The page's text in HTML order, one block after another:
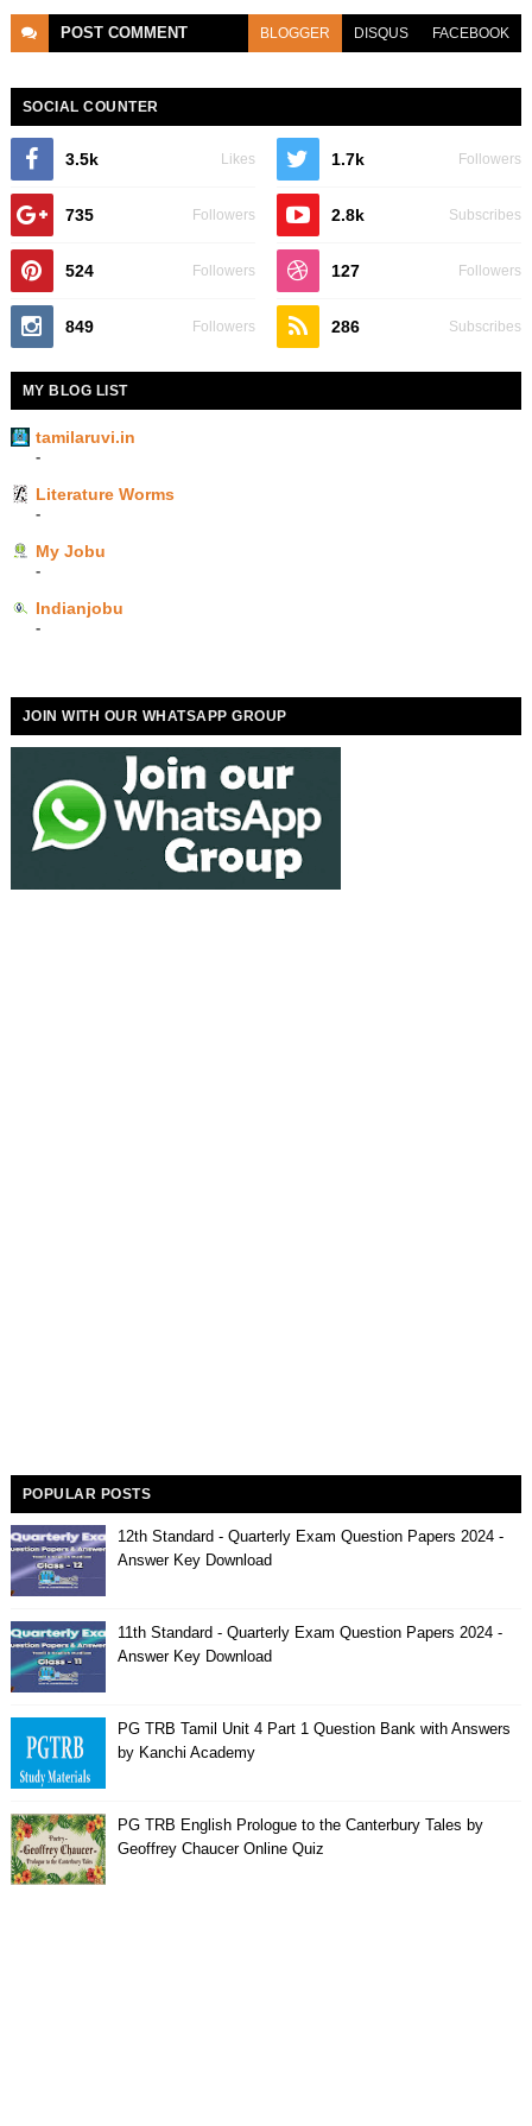
POST COMMENT BLOGGER DISQUS FACEBOOK
SOCIAL COUNTER
3.5k Likes 1.7k Followers
735 Followers 2.8k Subscribes
524 Followers 127 Followers
849 Followers 286 Subscribes
MY BLOG LIST
tamilaruvi.in
-
Literature Worms
-
My Jobu
-
Indianjobu
-
JOIN WITH OUR WHATSAPP GROUP
POPULAR POSTS
12th Standard - Quarterly Exam Question Papers 2024 -
Answer Key Download
11th Standard - Quarterly Exam Question Papers 2024 -
Answer Key Download
PG TRB Tamil Unit 4 Part 1 Question Bank with Answers
by Kanchi Academy
PG TRB English Prologue to the Canterbury Tales by
Geoffrey Chaucer Online Quiz